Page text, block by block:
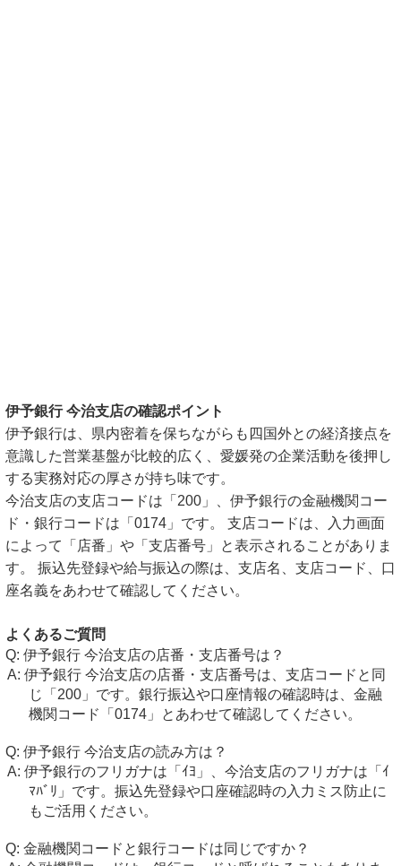
伊予銀行 今治支店の確認ポイント
伊予銀行は、県内密着を保ちながらも四国外との経済接点を
意識した営業基盤が比較的広く、愛媛発の企業活動を後押し
する実務対応の厚さが持ち味です。
今治支店の支店コードは「200」、伊予銀行の金融機関コー
ド・銀行コードは「0174」です。 支店コードは、入力画面
によって「店番」や「支店番号」と表示されることがありま
す。 振込先登録や給与振込の際は、支店名、支店コード、口
座名義をあわせて確認してください。
よくあるご質問
伊予銀行 今治支店の店番・支店番号は？
伊予銀行 今治支店の店番・支店番号は、支店コードと同
じ「200」です。銀行振込や口座情報の確認時は、金融
機関コード「0174」とあわせて確認してください。
伊予銀行 今治支店の読み方は？
伊予銀行のフリガナは「ｲﾖ」、今治支店のフリガナは「ｲ
ﾏﾊﾞﾘ」です。振込先登録や口座確認時の入力ミス防止に
もご活用ください。
金融機関コードと銀行コードは同じですか？